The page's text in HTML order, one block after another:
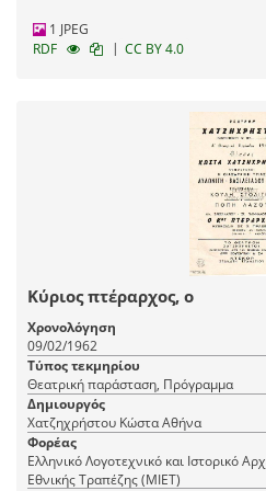
1 JPEG
RDF
| CC BY 4.0
Κύριος πτέραρχος, ο
Χρονολόγηση
09/02/1962
Τύπος τεκμηρίου
Θεατρική παράσταση, Πρόγραμμα
Δημιουργός
Χατζηχρήστου Κώστα Αθήνα
Φορέας
Ελληνικό Λογοτεχνικό και Ιστορικό
Εθνικής Τραπέζης (ΜΙΕΤ)